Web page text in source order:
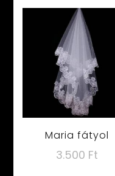
Maria fátyol
3.500 Ft